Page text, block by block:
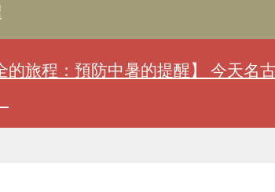
的旅程：預防中暑的提醒】 今天